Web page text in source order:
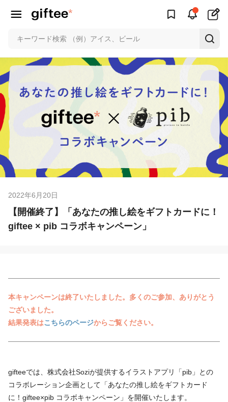
2022年6月20日
【開催終了】「あなたの推し絵をギフトカードに！
giftee × pib コラボキャンペーン」
本キャンペーンは終了いたしました。多くのご参加、ありがとう
ございました。
結果発表はこちらのページからご覧ください。
gifteeでは、株式会社Soziが提供するイラストアプリ「pib」との
コラボレーション企画として「あなたの推し絵をギフトカード
に！giftee×pib コラボキャンペーン」を開催いたします。